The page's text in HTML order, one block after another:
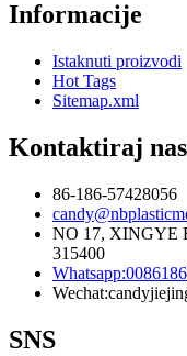
Informacije
Istaknuti proizvodi
Hot Tags
Sitemap.xml
Kontaktiraj nas
86-186-57428056
NO 17, XINGYE
315400
SNS